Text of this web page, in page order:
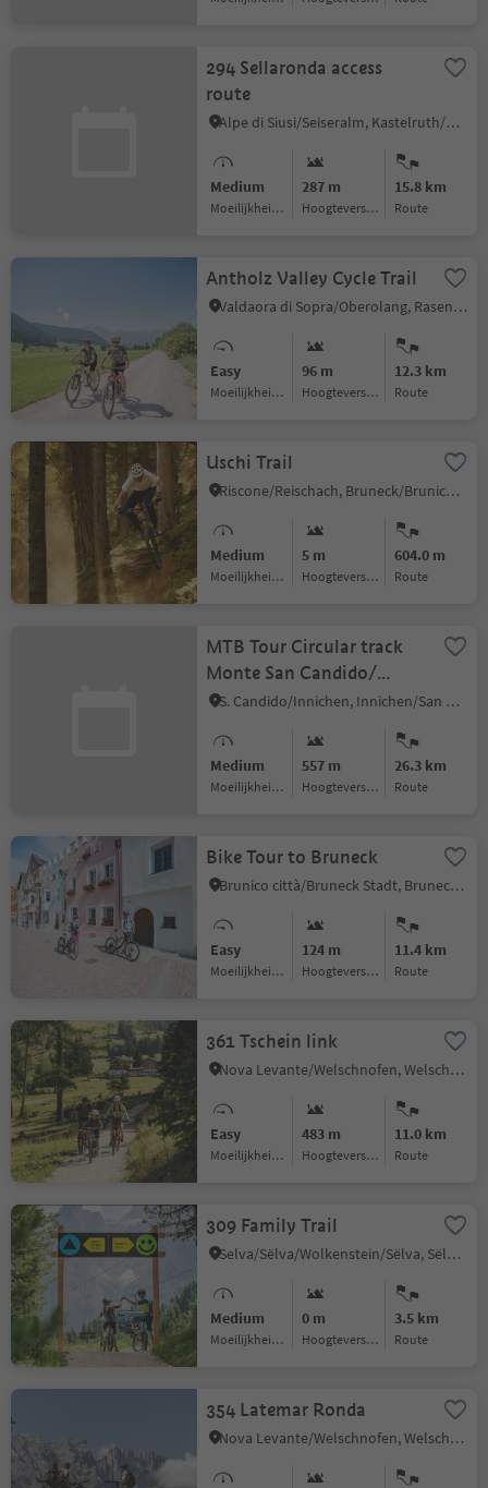
294 Sellaronda access
route
Alpe di Siusi/Seiseralm, Kastelruth/Castelrotto, Dolomites Region Seiser Alm
Medium
Moeilijkheidsgraad
287 m
Hoogteverschil
15.8 km
Route
Antholz Valley Cycle Trail
Valdaora di Sopra/Oberolang, Rasen-Antholz/Rasun Anterselva, Dolomites Region Kronplatz/Plan de Corones
Easy
Moeilijkheidsgraad
96 m
Hoogteverschil
12.3 km
Route
Uschi Trail
Riscone/Reischach, Bruneck/Brunico, Dolomites Region Kronplatz/Plan de Corones
Medium
Moeilijkheidsgraad
5 m
Hoogteverschil
604.0 m
Route
MTB Tour Circular track
Monte San Candido/
Innichberg
S. Candido/Innichen, Innichen/San Candido, Dolomites Region 3 Zinnen
Medium
Moeilijkheidsgraad
557 m
Hoogteverschil
26.3 km
Route
Bike Tour to Bruneck
Brunico città/Bruneck Stadt, Bruneck/Brunico, Dolomites Region Kronplatz/Plan de Corones
Easy
Moeilijkheidsgraad
124 m
Hoogteverschil
11.4 km
Route
361 Tschein link
Nova Levante/Welschnofen, Welschnofen/Nova Levante, Dolomites Region Eggental
Easy
Moeilijkheidsgraad
483 m
Hoogteverschil
11.0 km
Route
309 Family Trail
Selva/Sëlva/Wolkenstein/Sëlva, Sëlva/Selva di Val Gardena, Dolomites Region Val Gardena
Medium
Moeilijkheidsgraad
0 m
Hoogteverschil
3.5 km
Route
354 Latemar Ronda
Nova Levante/Welschnofen, Welschnofen/Nova Levante, Dolomites Region Eggental